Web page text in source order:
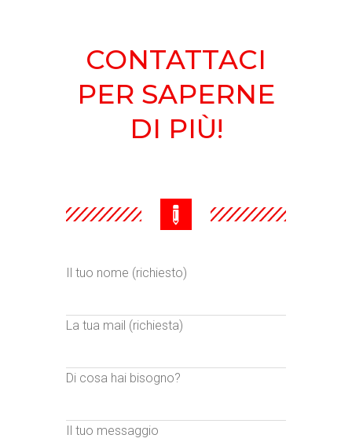
CONTATTACI
PER SAPERNE
DI PIÙ!
Il tuo nome (richiesto)
La tua mail (richiesta)
Di cosa hai bisogno?
Il tuo messaggio